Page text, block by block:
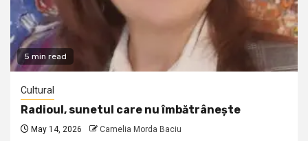
5 min read
Cultural
Radioul, sunetul care nu îmbătrânește
May 14, 2026 Camelia Morda Baciu